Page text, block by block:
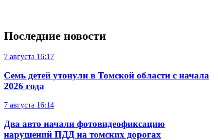
Последние новости
7 августа 16:17
Семь детей утонули в Томской области с начала
2026 года
7 августа 16:14
Два авто начали фотовидеофиксацию
нарушений ПДД на томских дорогах